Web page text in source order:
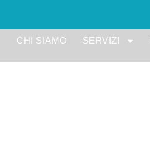
CHI SIAMO SERVIZI